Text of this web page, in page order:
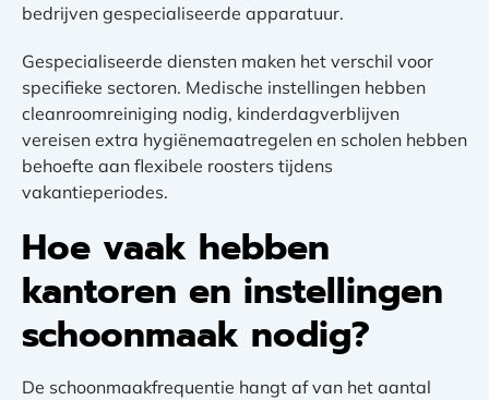
bedrijven gespecialiseerde apparatuur.
Gespecialiseerde diensten maken het verschil voor
specifieke sectoren. Medische instellingen hebben
cleanroomreiniging nodig, kinderdagverblijven
vereisen extra hygiënemaatregelen en scholen hebben
behoefte aan flexibele roosters tijdens
vakantieperiodes.
Hoe vaak hebben
kantoren en instellingen
schoonmaak nodig?
De schoonmaakfrequentie hangt af van het aantal